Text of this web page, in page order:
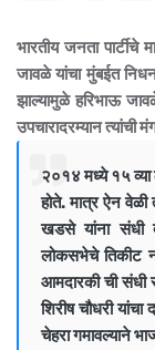
भारतीय जनता पार्टीचे
जावळे यांचा मुंबईत
झाल्यामुळे हरिभाऊ
उपचारादरम्यान त्यांची
२०१४ मध्ये १५ व्या
होते. मात्र ऐन
खडसे यांना संधी
लोकसभेचे तिकीट
आमदारकी ची संधी
शिरीष चौधरी
चेहरा गमावल्याने